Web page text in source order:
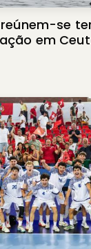
reúnem-se
em